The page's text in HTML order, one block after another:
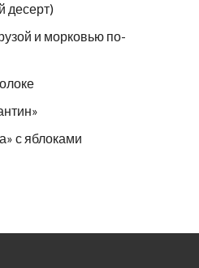
десерт)
и морковью по-
с яблоками